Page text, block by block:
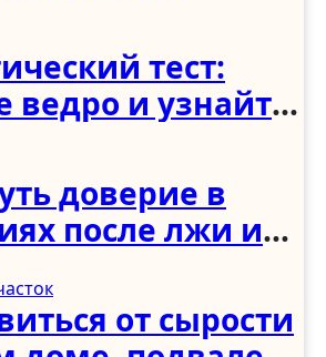
тест:
ведро и узнайте,
доверие в
после лжи и
от сырости